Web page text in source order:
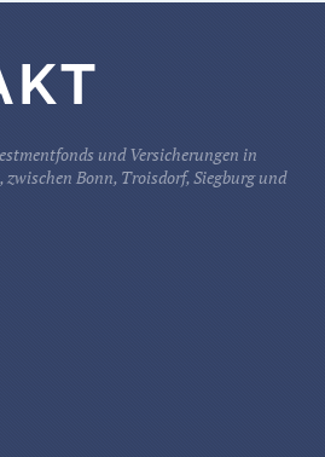
und Versicherungen in
Bonn, Troisdorf, Siegburg und